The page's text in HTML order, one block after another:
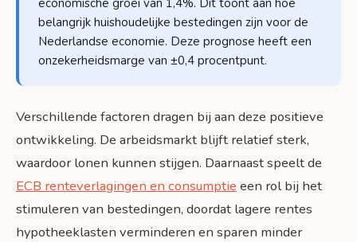
belangrijk huishoudelijke bestedingen zijn voor de
Nederlandse economie. Deze prognose heeft een
onzekerheidsmarge van ±0,4 procentpunt.
Verschillende factoren dragen bij aan deze positieve
ontwikkeling. De arbeidsmarkt blijft relatief sterk,
waardoor lonen kunnen stijgen. Daarnaast speelt de
ECB renteverlagingen en consumptie een rol bij het
stimuleren van bestedingen, doordat lagere rentes
hypotheeklasten verminderen en sparen minder